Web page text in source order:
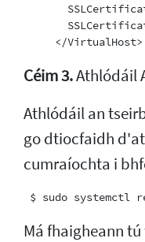
Céim 3.Athlódáil
Athlódáil an
go dtiocfaidh
cumraíochta i
Má fhaigheann